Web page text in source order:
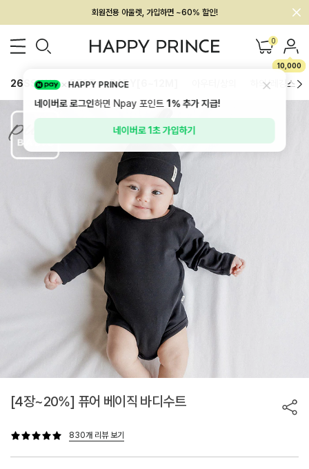
회원전용 아울렛, 가입하면 ~60% 할인!
멤버십 최대 28,000원 혜택 0
10,000
26SS 신상 BEST BABY[6~12M] 하의/레깅스
[4장~20%] 퓨어 베이직 바디수트
830개 리뷰 보기
HAPPY PRINCE
네이버로 로그인하면 Npay 포인트1%추가 지급!
네이버로 1초 가입하기